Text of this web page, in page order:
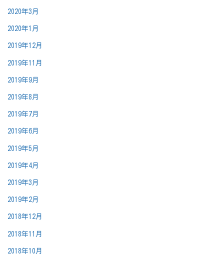
2020年3月
2020年1月
2019年12月
2019年11月
2019年9月
2019年8月
2019年7月
2019年6月
2019年5月
2019年4月
2019年3月
2019年2月
2018年12月
2018年11月
2018年10月